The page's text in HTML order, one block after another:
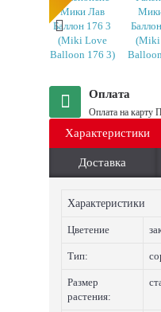
Оплата
Оплата на карту
Характеристики
Доставка
Характеристики
Цветение
Тип:
Размер
растения: